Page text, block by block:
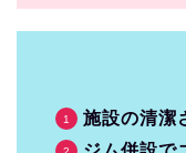
施設の清潔